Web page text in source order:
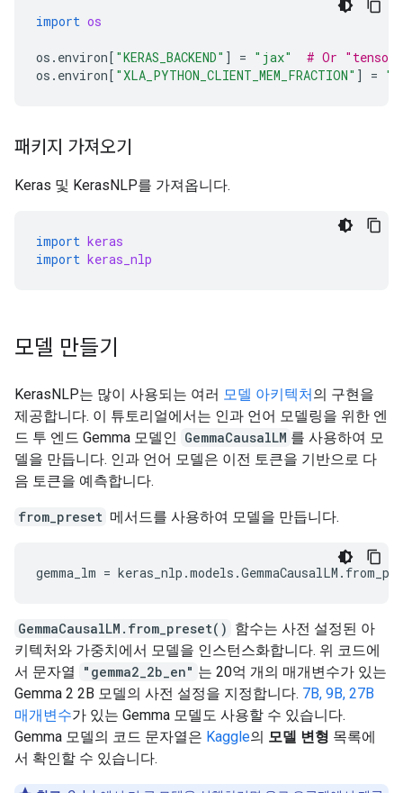
import os
os . environ[ "KERAS_BACKEND" ] = "jax"
# Or
os . environ[ "XLA_PYTHON_CLIENT_MEM_FRACTION" ] =
패키지 가져오기
Keras 및 KerasNLP를 가져옵니다.
import keras
import keras_nlp
모델 만들기
KerasNLP는 많이 사용되는 여러 모델 아키텍처의 구현을
제공합니다. 이 튜토리얼에서는 인과 언어 모델링을 위한 엔
드 투 엔드 Gemma 모델인 GemmaCausalLM 를 사용하여 모
델을 만듭니다. 인과 언어 모델은 이전 토큰을 기반으로 다
음 토큰을 예측합니다.
from_preset 메서드를 사용하여 모델을 만듭니다.
gemma_lm = keras_nlp .models .GemmaCausalLM .
GemmaCausalLM.from_preset() 함수는 사전 설정된 아
키텍처와 가중치에서 모델을 인스턴스화합니다. 위 코드에
서 문자열
"gemma2_2b_en" 는 20억 개의 매개변수가 있는
Gemma 2 2B 모델의 사전 설정을 지정합니다. 7B, 9B, 27B
매개변수가 있는 Gemma 모델도 사용할 수 있습니다.
Gemma 모델의 코드 문자열은 Kaggle의 모델 변형 목록에
서 확인할 수 있습니다.